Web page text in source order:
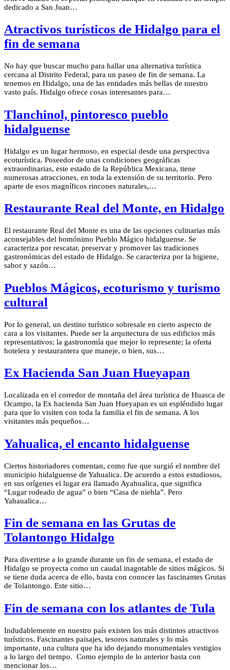
dedicado a San Juan…
Atractivos turísticos de Hidalgo para el
fin de semana
No hay que buscar mucho para hallar una alternativa turística
cercana al Distrito Federal, para un paseo de fin de semana. La
tenemos en Hidalgo, una de las entidades más bellas de nuestro
vasto país. Hidalgo ofrece cosas interesantes para…
Tlanchinol, pintoresco pueblo
hidalguense
Hidalgo es un lugar hermoso, en especial desde una perspectiva
ecoturística. Poseedor de unas condiciones geográficas
extraordinarias, este estado de la República Mexicana, tiene
numerosas atracciones, en toda la extensión de su territorio. Pero
aparte de esos magníficos rincones naturales,…
Restaurante Real del Monte, en Hidalgo
El restaurante Real del Monte es una de las opciones culinarias más
aconsejables del homónimo Pueblo Mágico hidalguense. Se
caracteriza por rescatar, preservar y promover las tradiciones
gastronómicas del estado de Hidalgo. Se caracteriza por la higiene,
sabor y sazón…
Pueblos Mágicos, ecoturismo y turismo
cultural
Por lo general, un destino turístico sobresale en cierto aspecto de
cara a los visitantes. Puede ser la arquitectura de sus edificios más
representativos; la gastronomía que mejor lo represente; la oferta
hotelera y restaurantera que maneje, o bien, sus…
Ex Hacienda San Juan Hueyapan
Localizada en el corredor de montaña del área turística de Huasca de
Ocampo, la Ex hacienda San Juan Hueyapan es un espléndido lugar
para que lo visiten con toda la familia el fin de semana. A los
visitantes más pequeños…
Yahualica, el encanto hidalguense
Ciertos historiadores comentan, como fue que surgió el nombre del
municipio hidalguense de Yahualica. De acuerdo a estos estudiosos,
en sus orígenes el lugar era llamado Ayahualica, que significa
“Lugar rodeado de agua” o bien “Casa de niebla”. Pero
Yahaualica…
Fin de semana en las Grutas de
Tolantongo Hidalgo
Para divertirse a lo grande durante un fin de semana, el estado de
Hidalgo se proyecta como un caudal inagotable de sitios mágicos. Si
se tiene duda acerca de ello, basta con conocer las fascinantes Grutas
de Tolantongo. Este sitio…
Fin de semana con los atlantes de Tula
Indudablemente en nuestro país existen los más distintos atractivos
turísticos. Fascinantes paisajes, tesoros naturales y lo más
importante, una cultura que ha ido dejando monumentales vestigios
a lo largo del tiempo. Como ejemplo de lo anterior basta con
mencionar los…